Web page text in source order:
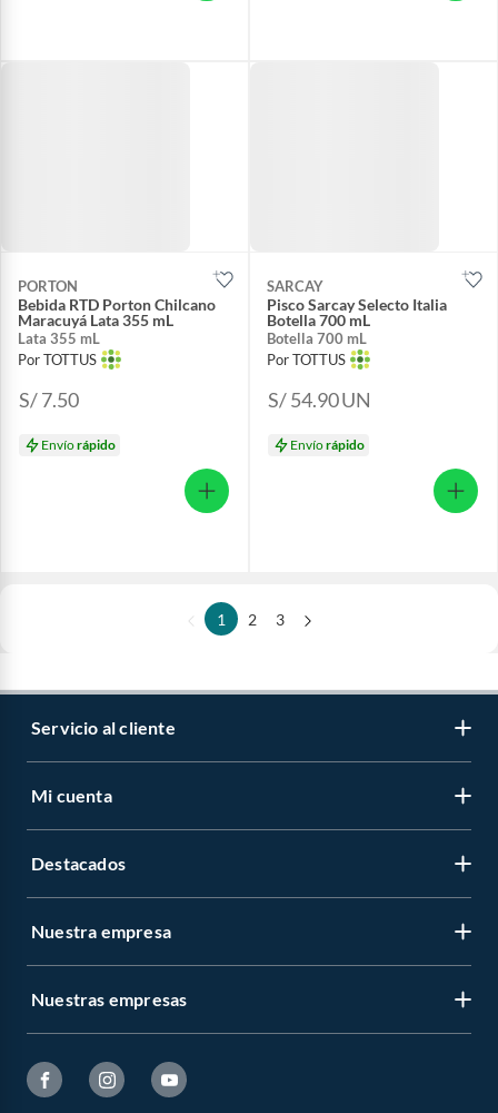
PORTON
Bebida RTD Porton Chilcano
Maracuyá Lata 355 mL
Lata 355 mL
Por TOTTUS
S/ 7.50
Envíorápido
SARCAY
Pisco Sarcay Selecto Italia
Botella 700 mL
Botella 700 mL
Por TOTTUS
S/ 54.90UN
Envíorápido
1 2 3
Servicio al cliente
Mi cuenta
Destacados
Nuestra empresa
Nuestras empresas